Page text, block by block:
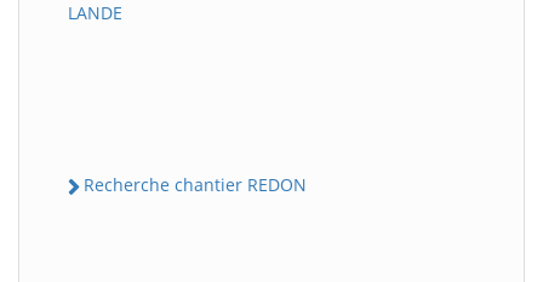
LANDE
Recherche chantier REDON